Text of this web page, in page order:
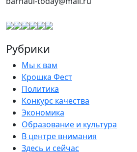
Рубрики
Мы к вам
Крошка Фест
Политика
Конкурс качества
Экономика
Образование и культура
В центре внимания
Здесь и сейчас